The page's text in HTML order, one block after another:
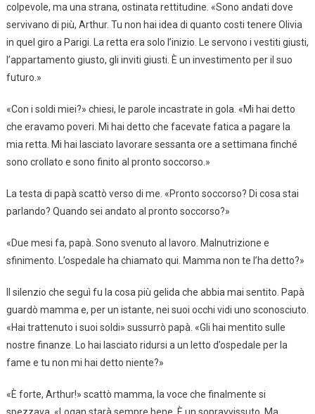
colpevole, ma una strana, ostinata rettitudine. «Sono andati dove
servivano di più, Arthur. Tu non hai idea di quanto costi tenere Olivia
in quel giro a Parigi. La retta era solo l’inizio. Le servono i vestiti giusti,
l’appartamento giusto, gli inviti giusti. È un investimento per il suo
futuro.»
«Con i soldi miei?» chiesi, le parole incastrate in gola. «Mi hai detto
che eravamo poveri. Mi hai detto che facevate fatica a pagare la
mia retta. Mi hai lasciato lavorare sessanta ore a settimana finché
sono crollato e sono finito al pronto soccorso.»
La testa di papà scattò verso di me. «Pronto soccorso? Di cosa stai
parlando? Quando sei andato al pronto soccorso?»
«Due mesi fa, papà. Sono svenuto al lavoro. Malnutrizione e
sfinimento. L’ospedale ha chiamato qui. Mamma non te l’ha detto?»
Il silenzio che seguì fu la cosa più gelida che abbia mai sentito. Papà
guardò mamma e, per un istante, nei suoi occhi vidi uno sconosciuto.
«Hai trattenuto i suoi soldi» sussurrò papà. «Gli hai mentito sulle
nostre finanze. Lo hai lasciato ridursi a un letto d’ospedale per la
fame e tu non mi hai detto niente?»
«È forte, Arthur!» scattò mamma, la voce che finalmente si
spezzava. «Logan starà sempre bene. È un sopravvissuto. Ma